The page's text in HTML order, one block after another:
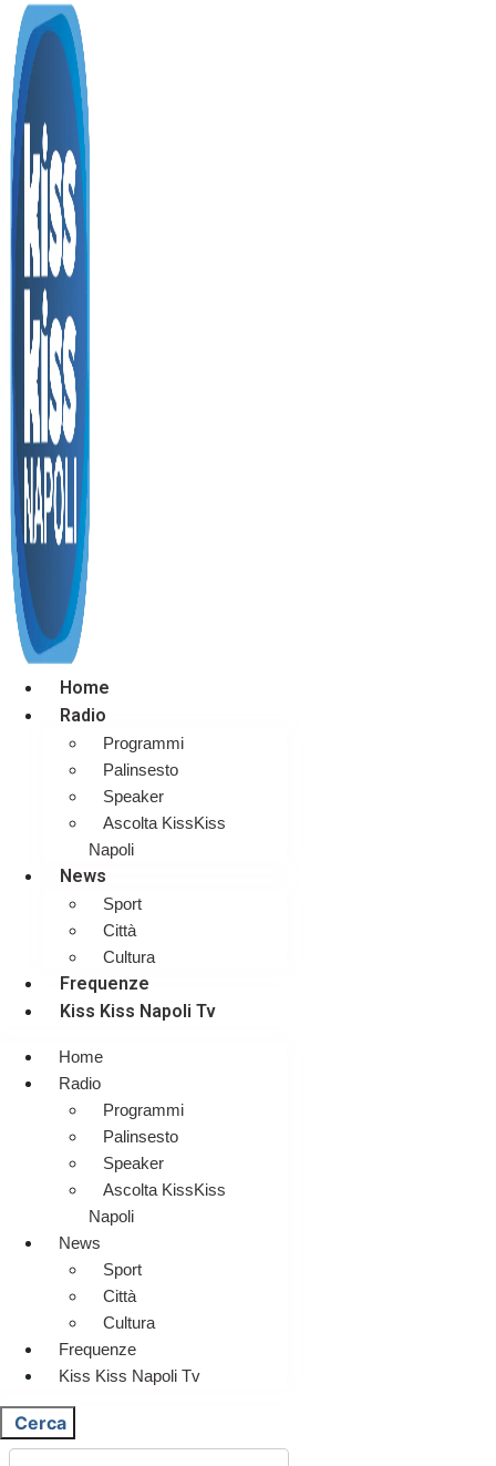
Home
Radio
Programmi
Palinsesto
Speaker
Ascolta KissKiss
Napoli
News
Sport
Città
Cultura
Frequenze
Kiss Kiss Napoli Tv
Home
Radio
Programmi
Palinsesto
Speaker
Ascolta KissKiss
Napoli
News
Sport
Città
Cultura
Frequenze
Kiss Kiss Napoli Tv
Cerca